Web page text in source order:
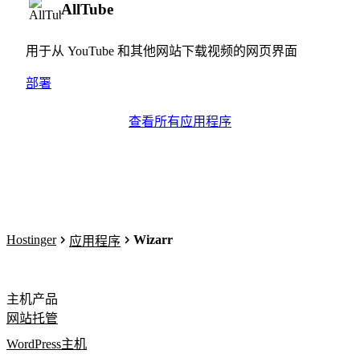
AllTube
用于从 YouTube 和其他网站下载视频的网页界面
部署
查看所有应用程序
Hostinger 应用程序 Wizarr
主机产品
网站托管
WordPress主机